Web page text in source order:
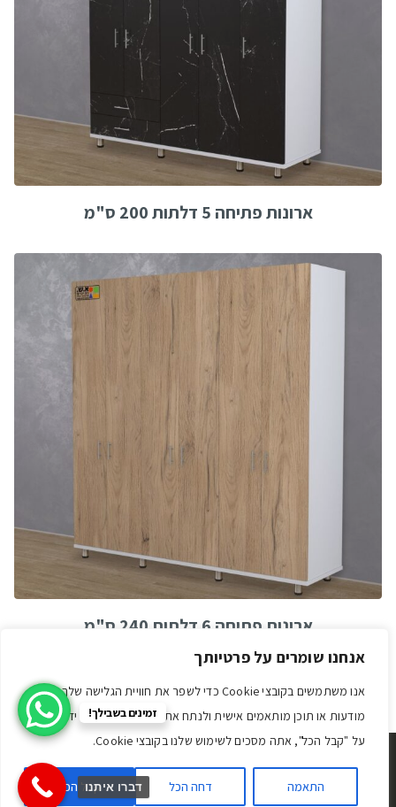
אנחנו שומרים על פרטיותך
אנו משתמשים בקובצי Cookie כדי לשפר את חוויית הגלישה שלך, להציג
מודעות או תוכן מותאמים אישית ולנתח את התנועה שלנו. על ידי לחיצה
על "קבל הכל", אתה מסכים לשימוש שלנו בקובצי Cookie.
התאמה דחה הכל קבל הכל
ארונות פתיחה 5 דלתות 200 ס"מ
ארונות פתיחה 6 דלתות 240 ס"מ
תקנון האתר|הצהרת נגישות
מדיניות הפרטיות
זמינים בשבילך!
דברו איתנו